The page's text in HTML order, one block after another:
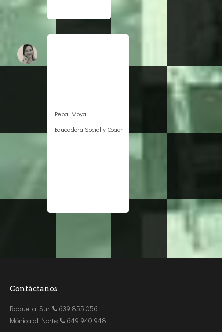
Pepa Moya
Educadora Social y Coach
Contáctanos
Raquel al Sur:
639 855 056
Mónica al Norte:
649 940 948